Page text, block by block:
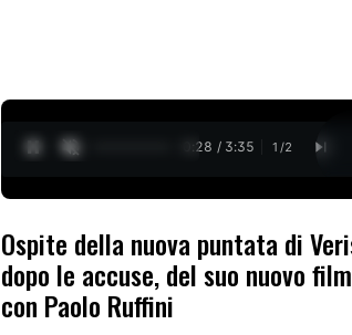
0:29 / 3:35 1 /2
Ospite della nuova puntata di
dopo le accuse, del suo nuovo
con Paolo Ruffini